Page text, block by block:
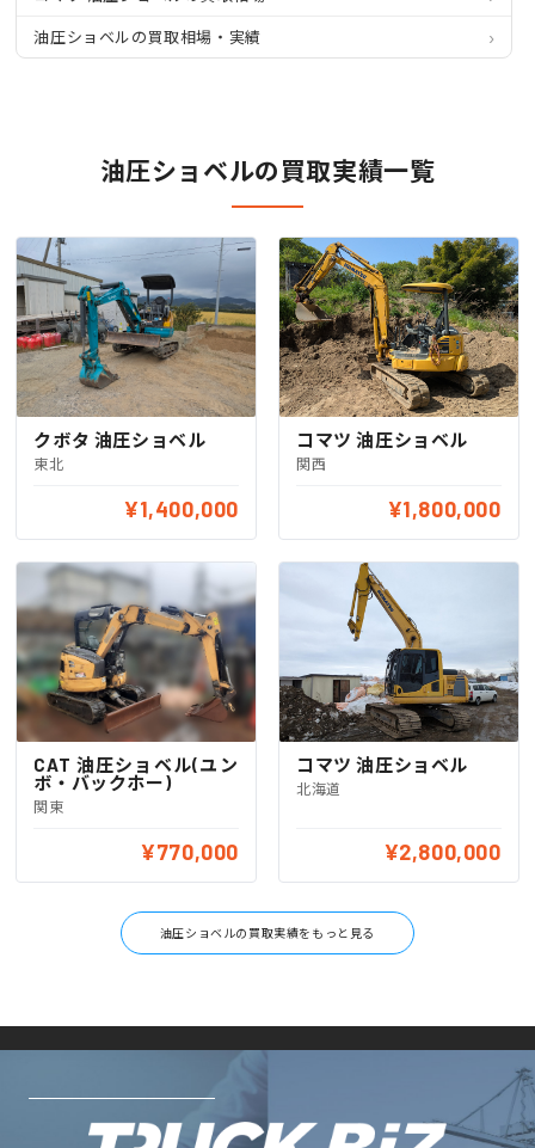
油圧ショベルの買取相場・実績
油圧ショベルの買取実績一覧
クボタ 油圧ショベル
東北
¥1,400,000
コマツ 油圧ショベル
関西
¥1,800,000
CAT 油圧ショベル(ユン
ボ・バックホー)
関東
¥770,000
コマツ 油圧ショベル
北海道
¥2,800,000
油圧ショベルの買取実績をもっと見る